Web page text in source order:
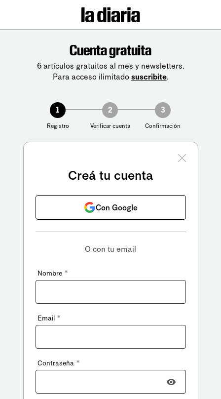
Cuenta gratuita
6 artículos gratuitos al mes y newsletters.
Para acceso ilimitado suscribite.
1
Registro
2
Verificar cuenta
3
Confirmación
Creá tu cuenta
Con Google
O con tu email
Nombre *
Email *
Contraseña *